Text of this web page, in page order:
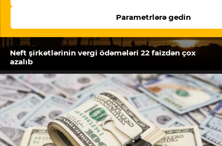
Parametrlərə gedin
Neft şirkətlərinin vergi ödəmələri 22 faizdən çox
azalıb